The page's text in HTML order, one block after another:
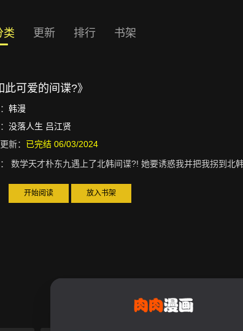
类 更新 排行 书架
此可爱的间谍?》
韩漫
没落人生 吕江贤
新： 已完结 06/03/2024
数学天才朴东九遇上了北韩间谍?! 她要诱惑我并把我拐到北
开始阅读 放入书架